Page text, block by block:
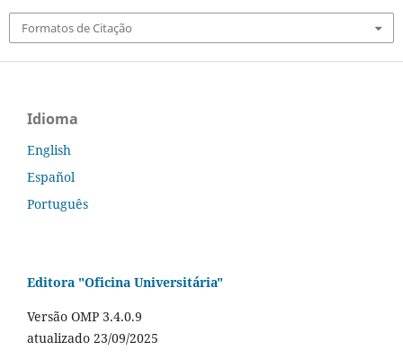
Formatos de Citação
Idioma
English
Español
Português
Editora "Oficina Universitária"
Versão OMP 3.4.0.9
atualizado 23/09/2025